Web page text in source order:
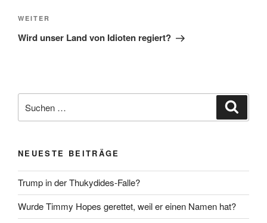
Nächster
Beitrag
WEITER
Wird unser Land von Idioten regiert?
nach:
NEUESTE BEITRÄGE
Trump in der Thukydides-Falle?
Wurde Timmy Hopes gerettet, weil er einen Namen hat?